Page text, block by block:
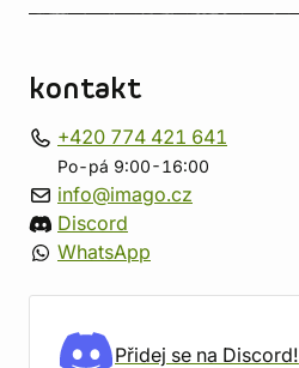
kontakt
+420 774 421 641
Po-pá 9:00-16:00
info@imago.cz
Discord
WhatsApp
Přidej se na Discord!